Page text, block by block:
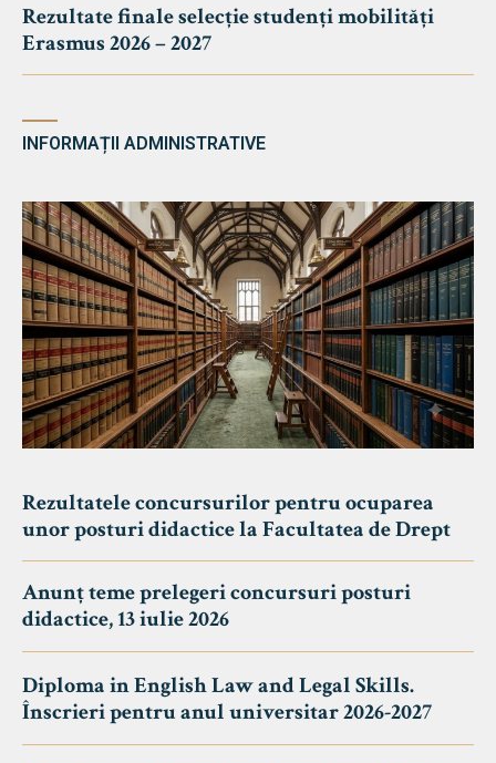
Rezultate finale selecție studenți mobilități
Erasmus 2026 – 2027
INFORMAȚII ADMINISTRATIVE
Rezultatele concursurilor pentru ocuparea
unor posturi didactice la Facultatea de Drept
Anunț teme prelegeri concursuri posturi
didactice, 13 iulie 2026
Diploma in English Law and Legal Skills.
Înscrieri pentru anul universitar 2026-2027